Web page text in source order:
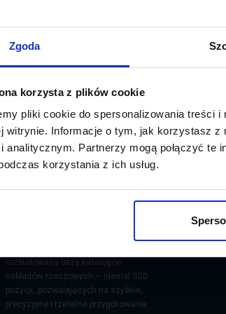
Zgoda
korzysta z plików cookie
pliki cookie do spersonalizowania treści
witrynie. Informacje o tym, jak korzystasz
analitycznym. Partnerzy mogą połączyć te
korzystania z ich usług.
00
profesjonalnego oprogramowania do
rozbudowaną bazą katalogów
nakładów rzeczowych – niemal 500
pozycji, pozwalających na szybkie,
precyzyjne i rzetelne przygotowanie